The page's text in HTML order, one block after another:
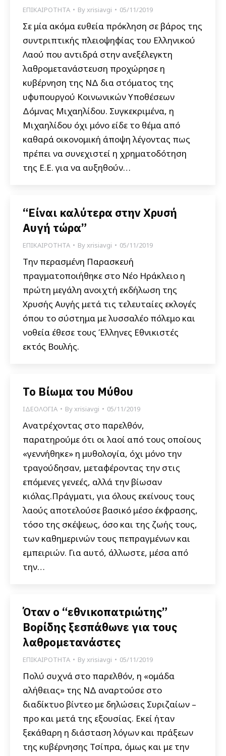
ΕΠΙΚΑΙΡΟΤΗΤΑ Byxrisiavgi 05/11/2019
Σε μία ακόμα ευθεία πρόκληση σε βάρος της
συντριπτικής πλειοψηφίας του Ελληνικού
Λαού που αντιδρά στην ανεξέλεγκτη
λαθρομετανάστευση προχώρησε η
κυβέρνηση της ΝΔ δια στόματος της
υφυπουργού Κοινωνικών Υποθέσεων
Δόμνας Μιχαηλίδου. Συγκεκριμένα, η
Μιχαηλίδου όχι μόνο είδε το θέμα από
καθαρά οικονομική άποψη λέγοντας πως
πρέπει να συνεχιστεί η χρηματοδότηση
της Ε.Ε. για να αυξηθούν…
“Είναι καλύτερα στην Χρυσή
Αυγή τώρα”
ΕΠΙΚΑΙΡΟΤΗΤΑ Byxrisiavgi 05/11/2019
Την περασμένη Παρασκευή
πραγματοποιήθηκε στο Νέο Ηράκλειο η
πρώτη μεγάλη ανοιχτή εκδήλωση της
Χρυσής Αυγής μετά τις τελευταίες εκλογές
όπου το σύστημα με λυσσαλέο πόλεμο και
νοθεία έθεσε τους Έλληνες Εθνικιστές
εκτός Βουλής.
Το Βίωμα του Μύθου
ΙΔΕΟΛΟΓΙΑ Byxrisiavgi 05/11/2019
Ανατρέχοντας στο παρελθόν,
παρατηρούμε ότι οι λαοί από τους οποίους
«γεννήθηκε» η μυθολογία, όχι μόνο την
τραγούδησαν, μεταφέροντας την στις
επόμενες γενεές, αλλά την βίωσαν
κιόλας.Πράγματι, για όλους εκείνους τους
λαούς αποτελούσε βασικό μέσο έκφρασης,
τόσο της σκέψεως, όσο και της ζωής τους,
των καθημερινών τους πεπραγμένων και
εμπειριών. Για αυτό, άλλωστε, μέσα από
την…
Όταν ο “εθνικοπατριώτης”
Βορίδης ξεσπάθωνε για τους
λαθρομετανάστες
ΕΠΙΚΑΙΡΟΤΗΤΑ Byxrisiavgi 05/11/2019
Πολύ συχνά στο παρελθόν, η «ομάδα
αλήθειας» της ΝΔ αναρτούσε στο
διαδίκτυο βίντεο με δηλώσεις Συριζαίων –
προ και μετά της εξουσίας. Εκεί ήταν
ξεκάθαρη η διάσταση λόγων και πράξεων
της κυβέρνησης Τσίπρα, όμως και με την